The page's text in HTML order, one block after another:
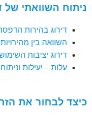
ניתוח השוואתי של
דירוג בהירות
השוואה בין
דירוג יציבות
עלות – יעילות
כיצד לבחור את